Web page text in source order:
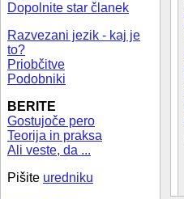
Dopolnite star članek
Razvezani jezik - kaj je
to?
Priobčitve
Podobniki
BERITE
Gostujoče pero
Teorija in praksa
Ali veste, da ...
Pišite uredniku